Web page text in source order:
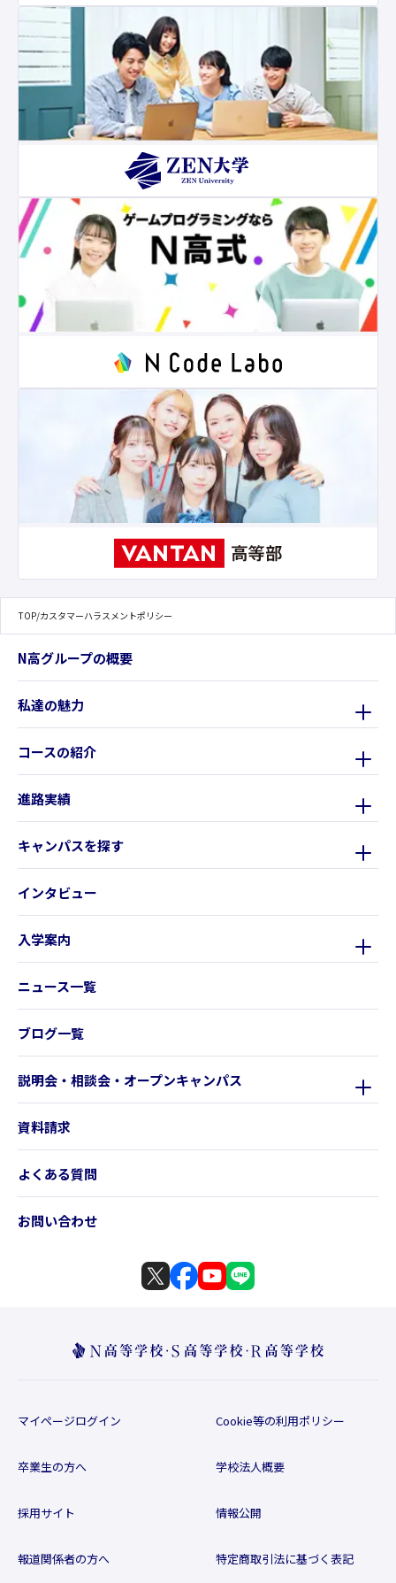
TOP/カスタマーハラスメントポリシー
N高グループの概要
私達の魅力
コースの紹介
進路実績
キャンパスを探す
インタビュー
入学案内
ニュース一覧
ブログ一覧
説明会・相談会・オープンキャンパス
資料請求
よくある質問
お問い合わせ
マイページログイン
卒業生の方へ
採用サイト
報道関係者の方へ
Cookie等の利用ポリシー
学校法人概要
情報公開
特定商取引法に基づく表記